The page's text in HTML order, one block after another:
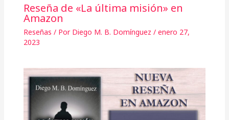
Reseña de «La última misión» en
Amazon
Reseñas / Por Diego M. B. Domínguez / enero 27,
2023